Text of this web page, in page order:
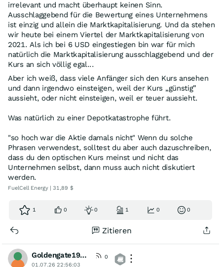
irrelevant und macht überhaupt keinen Sinn.
Ausschlaggebend für die Bewertung eines Unternehmens
ist einzig und allein die Marktkapitalisierung. Und da stehen
wir heute bei einem Viertel der Marktkapitalisierung von
2021. Als ich bei 6 USD eingestiegen bin war für mich
natürlich die Marktkapitalisierung ausschlaggebend und der
Kurs an sich völlig egal...
Aber ich weiß, dass viele Anfänger sich den Kurs ansehen
und dann irgendwo einsteigen, weil der Kurs „günstig”
aussieht, oder nicht einsteigen, weil er teuer aussieht.
Was natürlich zu einer Depotkatastrophe führt.
"so hoch war die Aktie damals nicht" Wenn du solche
Phrasen verwendest, solltest du aber auch dazuschreiben,
dass du den optischen Kurs meinst und nicht das
Unternehmen selbst, dann muss auch nicht diskutiert
werden.
FuelCell Energy | 31,89 $
1 0 0 1 0 0
Zitieren
Goldengate1968
0
01.07.26 22:56:03